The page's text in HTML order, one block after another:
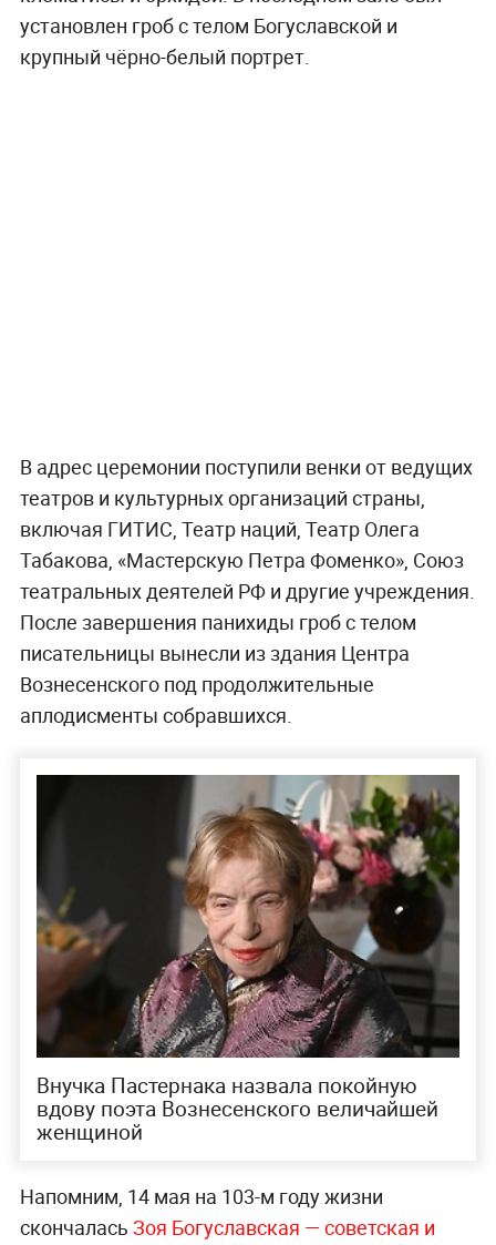
установлен гроб с телом Богуславской и
крупный чёрно-белый портрет.
В адрес церемонии поступили венки от ведущих
театров и культурных организаций страны,
включая ГИТИС, Театр наций, Театр Олега
Табакова, «Мастерскую Петра Фоменко», Союз
театральных деятелей РФ и другие учреждения.
После завершения панихиды гроб с телом
писательницы вынесли из здания Центра
Вознесенского под продолжительные
аплодисменты собравшихся.
Внучка Пастернака назвала покойную
вдову поэта Вознесенского величайшей
женщиной
Напомним, 14 мая на 103-м году жизни
скончалась Зоя Богуславская — советская и